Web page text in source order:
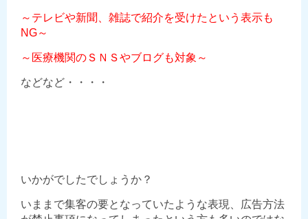
～テレビや新聞、雑誌で紹介を受けたという表示も
NG～
～医療機関のＳＮＳやブログも対象～
などなど・・・・
いかがでしたでしょうか？
いままで集客の要となっていたような表現、広告方法